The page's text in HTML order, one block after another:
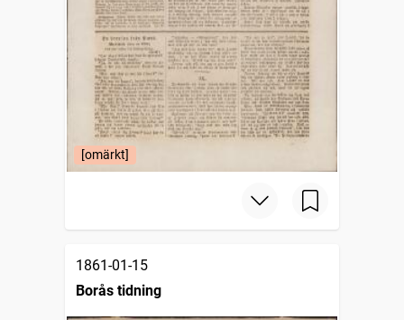
[omärkt]
1861-01-15
Borås tidning